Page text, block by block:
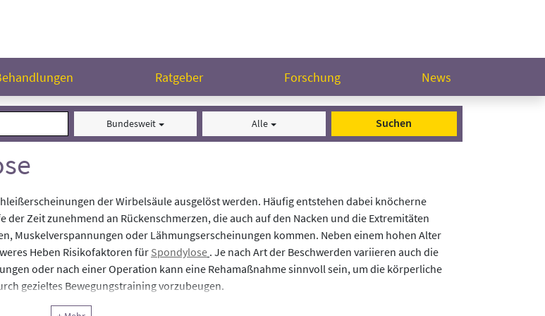
Ratgeber Forschung News
Bundesweit Alle Suchen
der Wirbelsäule ausgelöst werden. Häufig entstehen dabei knöcherne
Zeit zunehmend an Rückenschmerzen, die auch auf den Nacken und die Extremitäten
Muskelverspannungen oder Lähmungserscheinungen kommen. Neben einem hohen Alter
Heben Risikofaktoren fürSpondylose . Je nach Art der Beschwerden variieren auch die
oder nach einer Operation kann eine Rehamaßnahme sinnvoll sein, um die körperliche
gezieltes Bewegungstraining vorzubeugen.